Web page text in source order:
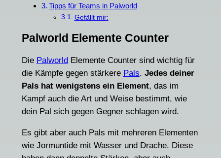
Tipps für Teams in Palworld
Gefällt mir:
Palworld Elemente Counter
Die PalworldElemente Counter sind wichtig für
die Kämpfe gegen stärkere Pals. Jedes deiner
Pals hat wenigstens ein Element, das im
Kampf auch die Art und Weise bestimmt, wie
dein Pal sich gegen Gegner schlagen wird.
Es gibt aber auch Pals mit mehreren Elementen
wie Jormuntide mit Wasser und Drache. Diese